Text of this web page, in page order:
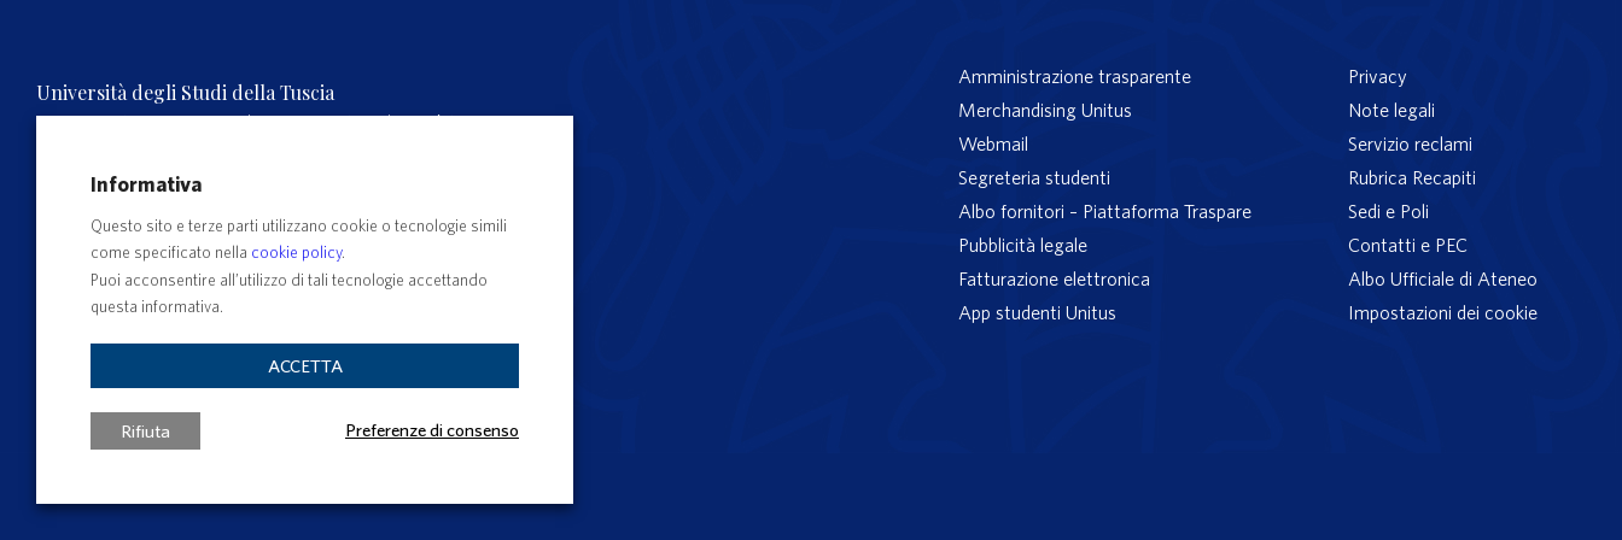
Università degli Studi della Tuscia
Rettorato, Via S.M. in Gradi n.4, 01100 Viterbo, ITALY.
C.F. 80029030568 – P.IVA 00575560560
Amministrazione trasparente
Merchandising Unitus
Webmail
Segreteria studenti
Albo fornitori – Piattaforma Traspare
Pubblicità legale
Fatturazione elettronica
App studenti Unitus
Privacy
Note legali
Servizio reclami
Rubrica Recapiti
Sedi e Poli
Contatti e PEC
Albo Ufficiale di Ateneo
Impostazioni dei cookie
Informativa
Questo sito e terze parti utilizzano cookie o tecnologie simili
come specificato nella cookie policy.
Puoi acconsentire all’utilizzo di tali tecnologie accettando
questa informativa.
ACCETTA
Rifiuta Preferenze di consenso